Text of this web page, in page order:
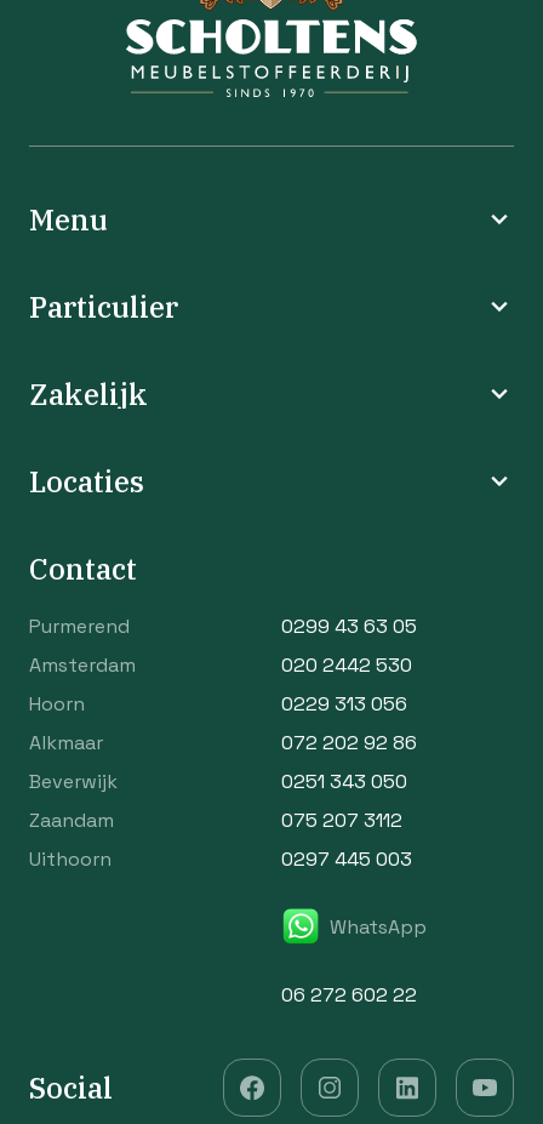
Menu
Particulier
Zakelijk
Locaties
Contact
Purmerend
0299 43 63 05
Amsterdam
020 2442 530
Hoorn
0229 313 056
Alkmaar
072 202 92 86
Beverwijk
0251 343 050
Zaandam
075 207 3112
Uithoorn
0297 445 003
WhatsApp
06 272 602 22
Social